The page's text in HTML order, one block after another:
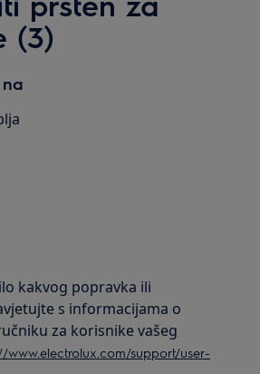
(3)
kakvog popravka ili
s informacijama o
za korisnike vašeg
www.electrolux.com/support/user-